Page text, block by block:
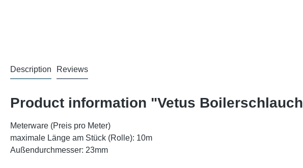
Description Reviews
Product information "Vetus
Meterware (Preis pro Meter)
maximale Länge am Stück (Rolle): 10m
Außendurchmesser: 23mm